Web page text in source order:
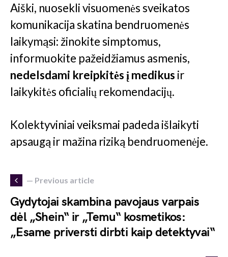
Aiški, nuosekli visuomenės sveikatos
komunikacija skatina bendruomenės
laikymąsi: žinokite simptomus,
informuokite pažeidžiamus asmenis,
nedelsdami kreipkitės į medikus ir
laikykitės oficialių rekomendacijų.
Kolektyviniai veiksmai padeda išlaikyti
apsaugą ir mažina riziką bendruomenėje.
— Previous article
Gydytojai skambina pavojaus varpais
dėl „Shein“ ir „Temu“ kosmetikos:
„Esame priversti dirbti kaip detektyvai“